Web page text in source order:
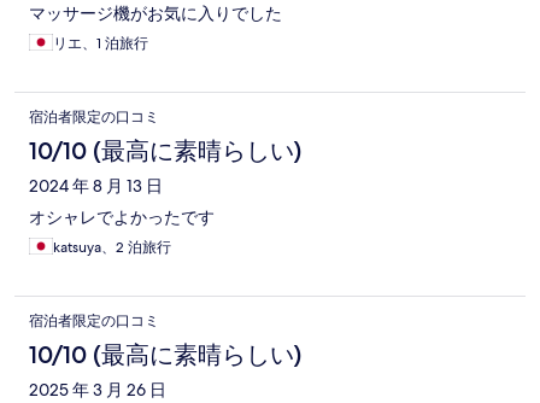
マッサージ機がお気に入りでした
リエ、1 泊旅行
宿泊者限定の口コミ
10/10 (最高に素晴らしい)
2024 年 8 月 13 日
オシャレでよかったです
katsuya、2 泊旅行
宿泊者限定の口コミ
10/10 (最高に素晴らしい)
2025 年 3 月 26 日